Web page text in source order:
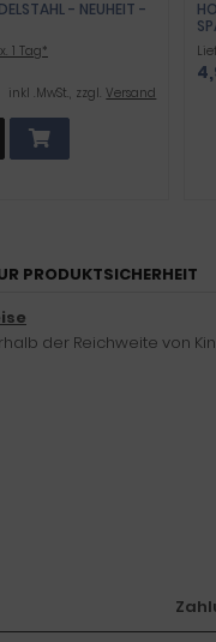
- NEUHEIT -
1 Tag*
inkl .MwSt., zzgl.Versand
PRODUKTSICHERHEIT
der Reichweite von